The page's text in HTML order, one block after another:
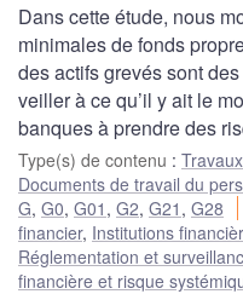
Dans cette étude, nous
minimales de fonds
des actifs grevés sont
veiller à ce qu’il y ait le
banques à prendre des
Type(s) de contenu :
Documents de travail du
G, G0, G01 , G2, G21 , G28
financier, Institutions
Réglementation et
financière et risque